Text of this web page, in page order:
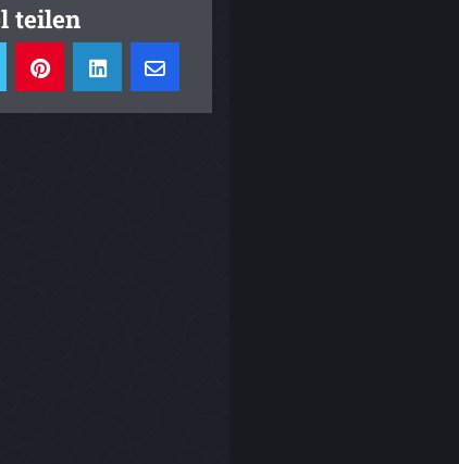
teilen